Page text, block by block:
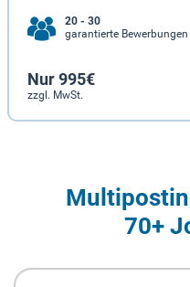
20 - 30
garantierte Bewerbungen
Nur 995€
zzgl. MwSt.
70+